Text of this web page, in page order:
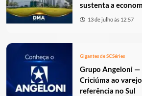
sustenta a
13 de julho às 12:57
Gigantes de SCSéries
Grupo Angeloni —
Criciúma ao
referência no Sul